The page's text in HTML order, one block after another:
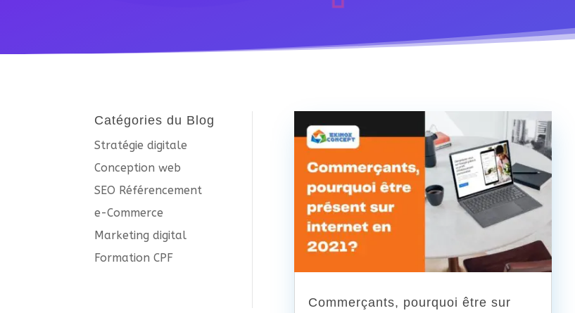
Catégories du Blog
Stratégie digitale
Conception web
SEO Référencement
e-Commerce
Marketing digital
Formation CPF
Commerçants, pourquoi être sur